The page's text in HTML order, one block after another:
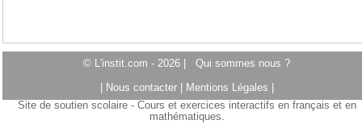
© L'instit.com - 2026 | Qui sommes nous ?
Nous contacter Mentions Légales
Site de soutien scolaire - Cours et exercices interactifs en français et en
mathématiques.